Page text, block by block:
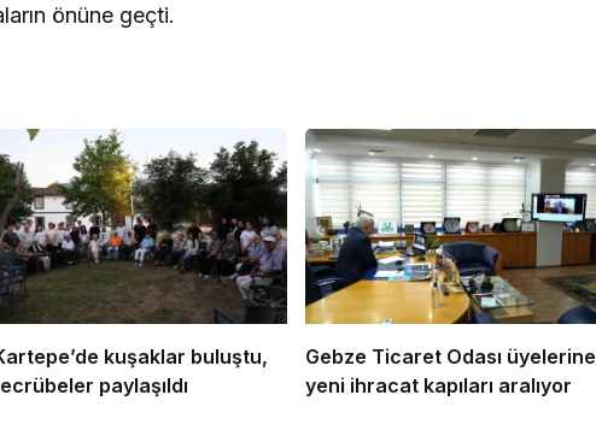
önüne geçti.
kuşaklar buluştu,
paylaşıldı
Gebze Ticaret Odası üyelerine
yeni ihracat kapıları aralıyor